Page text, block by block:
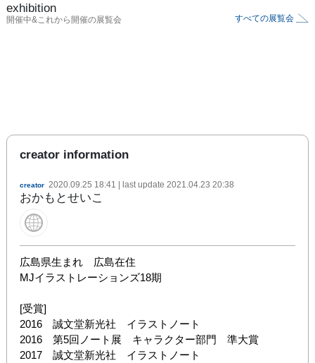
exhibition
開催中&これから開催の展覧会 すべての展覧会
creator information
creator 2020.09.25 18:41 | last update 2021.04.23 20:38
おかもとせいこ
広島県生まれ　広島在住
MJイラストレーションズ18期
[受賞]
2016　誠文堂新光社　イラストノート
2016　第5回ノート展　キャラクター部門　準大賞
2017　誠文堂新光社　イラストノート